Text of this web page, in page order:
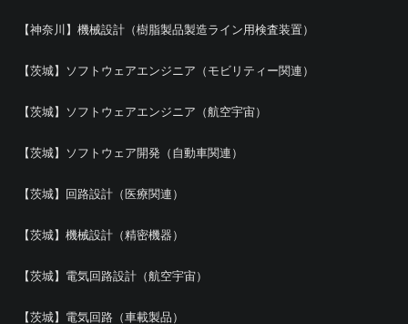
【神奈川】機械設計（樹脂製品製造ライン用検査装置）
【茨城】ソフトウェアエンジニア（モビリティー関連）
【茨城】ソフトウェアエンジニア（航空宇宙）
【茨城】ソフトウェア開発（自動車関連）
【茨城】回路設計（医療関連）
【茨城】機械設計（精密機器）
【茨城】電気回路設計（航空宇宙）
【茨城】電気回路（車載製品）